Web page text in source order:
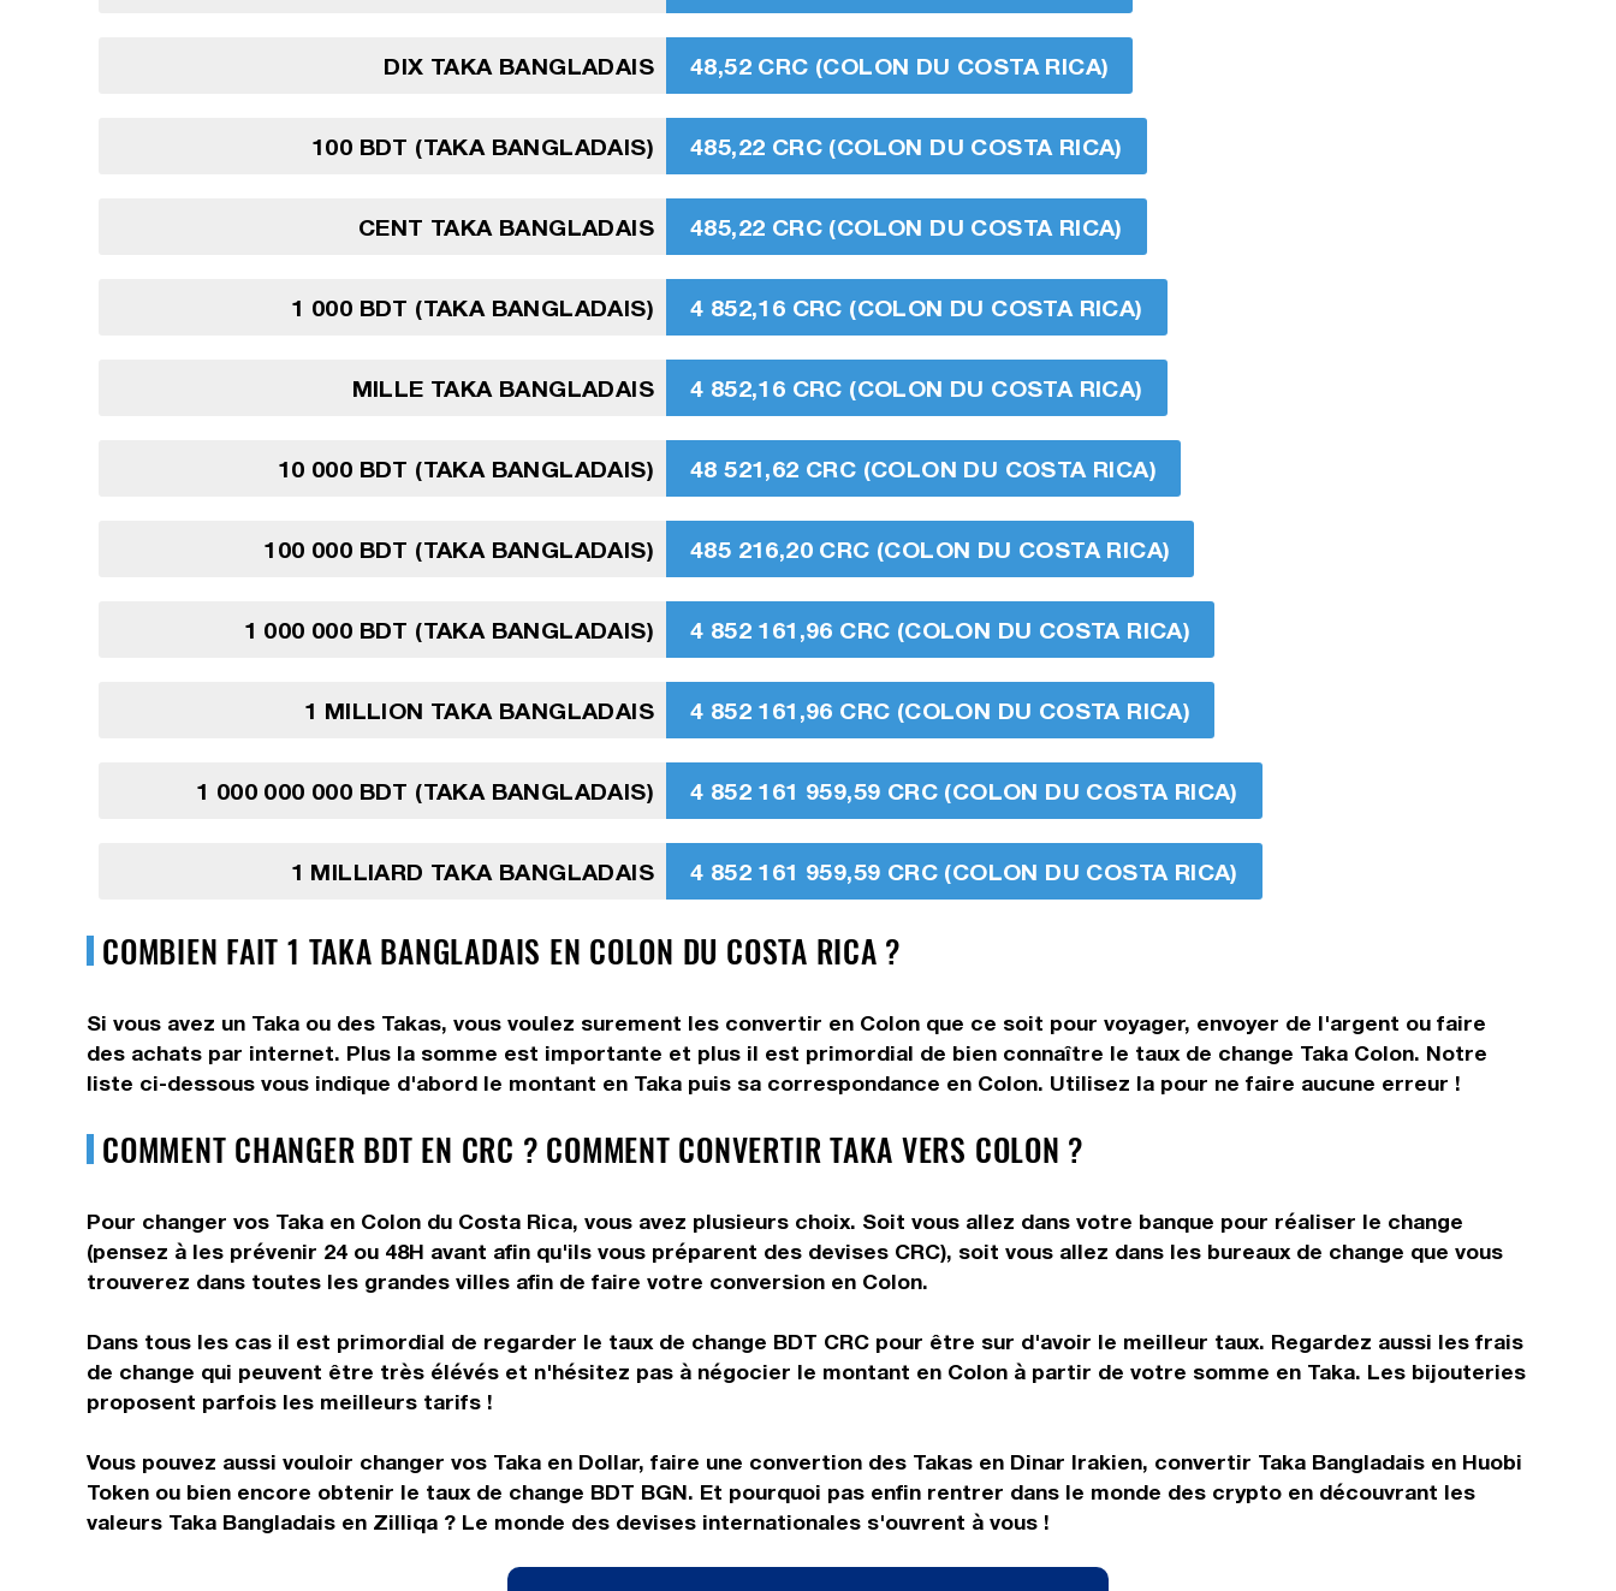
DIX TAKA BANGLADAIS 48,52 CRC (COLON DU COSTA RICA)
100 BDT (TAKA BANGLADAIS) 485,22 CRC (COLON DU COSTA RICA)
CENT TAKA BANGLADAIS 485,22 CRC (COLON DU COSTA RICA)
1 000 BDT (TAKA BANGLADAIS) 4 852,16 CRC (COLON DU COSTA RICA)
MILLE TAKA BANGLADAIS 4 852,16 CRC (COLON DU COSTA RICA)
10 000 BDT (TAKA BANGLADAIS) 48 521,62 CRC (COLON DU COSTA RICA)
100 000 BDT (TAKA BANGLADAIS) 485 216,20 CRC (COLON DU COSTA RICA)
1 000 000 BDT (TAKA BANGLADAIS) 4 852 161,96 CRC (COLON DU COSTA RICA)
1 MILLION TAKA BANGLADAIS 4 852 161,96 CRC (COLON DU COSTA RICA)
1 000 000 000 BDT (TAKA BANGLADAIS) 4 852 161 959,59 CRC (COLON DU COSTA RICA)
1 MILLIARD TAKA BANGLADAIS 4 852 161 959,59 CRC (COLON DU COSTA RICA)
COMBIEN FAIT 1 TAKA BANGLADAIS EN COLON DU COSTA RICA ?
Si vous avez un Taka ou des Takas, vous voulez surement les convertir en Colon que ce soit pour voyager, envoyer de l'argent ou faire
des achats par internet. Plus la somme est importante et plus il est primordial de bien connaître le taux de change Taka Colon. Notre
liste ci-dessous vous indique d'abord le montant en Taka puis sa correspondance en Colon. Utilisez la pour ne faire aucune erreur !
COMMENT CHANGER BDT EN CRC ? COMMENT CONVERTIR TAKA VERS COLON ?
Pour changer vos Taka en Colon du Costa Rica, vous avez plusieurs choix. Soit vous allez dans votre banque pour réaliser le change
(pensez à les prévenir 24 ou 48H avant afin qu'ils vous préparent des devises CRC), soit vous allez dans les bureaux de change que vous
trouverez dans toutes les grandes villes afin de faire votre conversion en Colon.
Dans tous les cas il est primordial de regarder le taux de change BDT CRC pour être sur d'avoir le meilleur taux. Regardez aussi les frais
de change qui peuvent être très élévés et n'hésitez pas à négocier le montant en Colon à partir de votre somme en Taka. Les bijouteries
proposent parfois les meilleurs tarifs !
Vous pouvez aussi vouloir changer vos Taka en Dollar, faire une convertion des Takas en Dinar Irakien, convertir Taka Bangladais en Huobi
Token ou bien encore obtenir le taux de change BDT BGN. Et pourquoi pas enfin rentrer dans le monde des crypto en découvrant les
valeurs Taka Bangladais en Zilliqa ? Le monde des devises internationales s'ouvrent à vous !